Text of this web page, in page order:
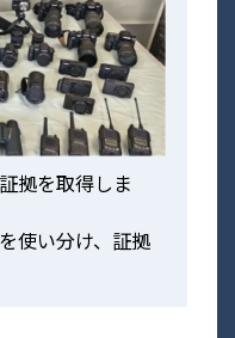
拠を取得しま
使い分け、証拠